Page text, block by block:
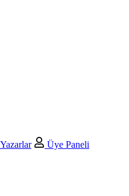
Yazarlar
Üye Paneli